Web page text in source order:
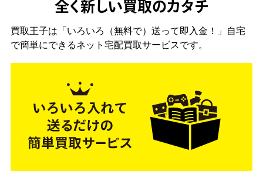
全く新しい買取のカタチ
買取王子は「いろいろ（無料で）送って即入金！」自宅
で簡単にできるネット宅配買取サービスです。